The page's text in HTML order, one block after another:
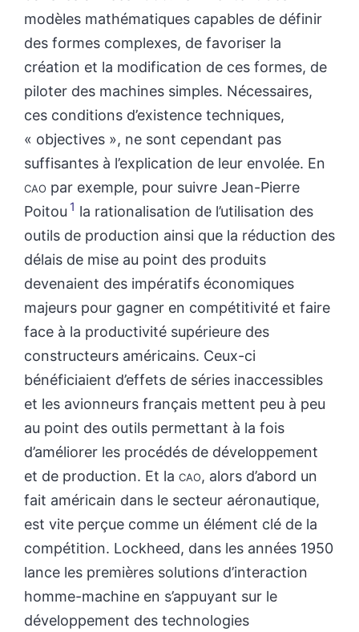
modèles mathématiques capables de définir
des formes complexes, de favoriser la
création et la modification de ces formes, de
piloter des machines simples. Nécessaires,
ces conditions d’existence techniques,
« objectives », ne sont cependant pas
suffisantes à l’explication de leur envolée. En
cao par exemple, pour suivre Jean-Pierre
Poitou 1 la rationalisation de l’utilisation des
outils de production ainsi que la réduction des
délais de mise au point des produits
devenaient des impératifs économiques
majeurs pour gagner en compétitivité et faire
face à la productivité supérieure des
constructeurs américains. Ceux-ci
bénéficiaient d’effets de séries inaccessibles
et les avionneurs français mettent peu à peu
au point des outils permettant à la fois
d’améliorer les procédés de développement
et de production. Et la cao, alors d’abord un
fait américain dans le secteur aéronautique,
est vite perçue comme un élément clé de la
compétition. Lockheed, dans les années 1950
lance les premières solutions d’interaction
homme-machine en s’appuyant sur le
développement des technologies